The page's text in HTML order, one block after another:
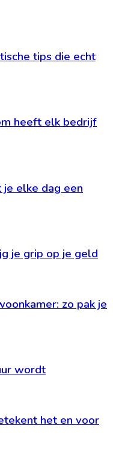
tips die echt
heeft elk bedrijf
je elke dag een
je grip op je geld
zo pak je
wordt
het en voor